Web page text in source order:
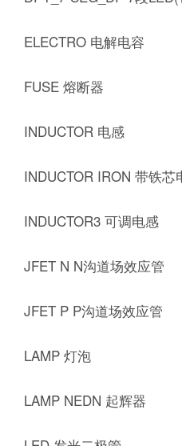
ELECTRO 电解电容
FUSE 熔断器
INDUCTOR 电感
INDUCTOR IRON 带铁芯
INDUCTOR3 可调电感
JFET N N沟道场效应管
JFET P P沟道场效应管
LAMP 灯泡
LAMP NEDN 起辉器